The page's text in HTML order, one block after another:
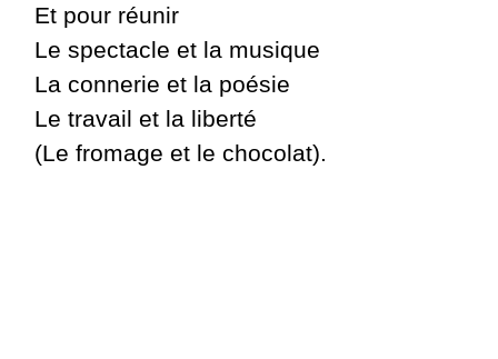
Et pour réunir
Le spectacle et la musique
La connerie et la poésie
Le travail et la liberté
(Le fromage et le chocolat).